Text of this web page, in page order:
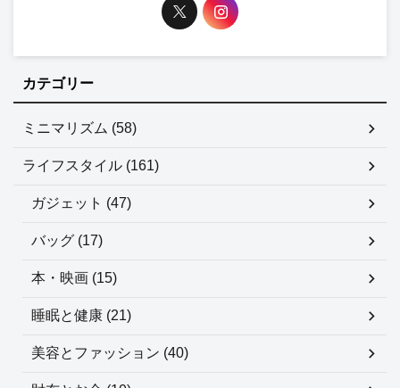
カテゴリー
ミニマリズム (58)
ライフスタイル (161)
ガジェット (47)
バッグ (17)
本・映画 (15)
睡眠と健康 (21)
美容とファッション (40)